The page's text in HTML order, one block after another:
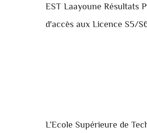
EST Laayoune Résultats
d'accès aux Licence S5/
L’Ecole Supérieure de